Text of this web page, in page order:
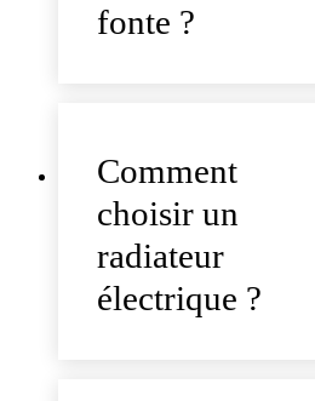
fonte ?
Comment
choisir un
radiateur
électrique ?